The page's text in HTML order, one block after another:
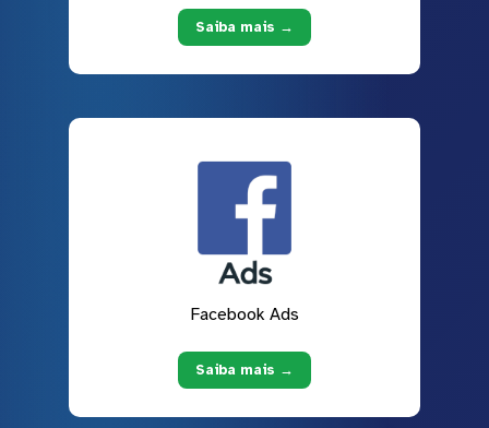
Saiba mais →
Facebook Ads
Saiba mais →